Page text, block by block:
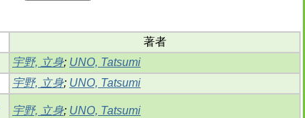
著者
宇野, 立身; UNO, Tatsumi
宇野, 立身; UNO, Tatsumi
宇野, 立身; UNO, Tatsumi